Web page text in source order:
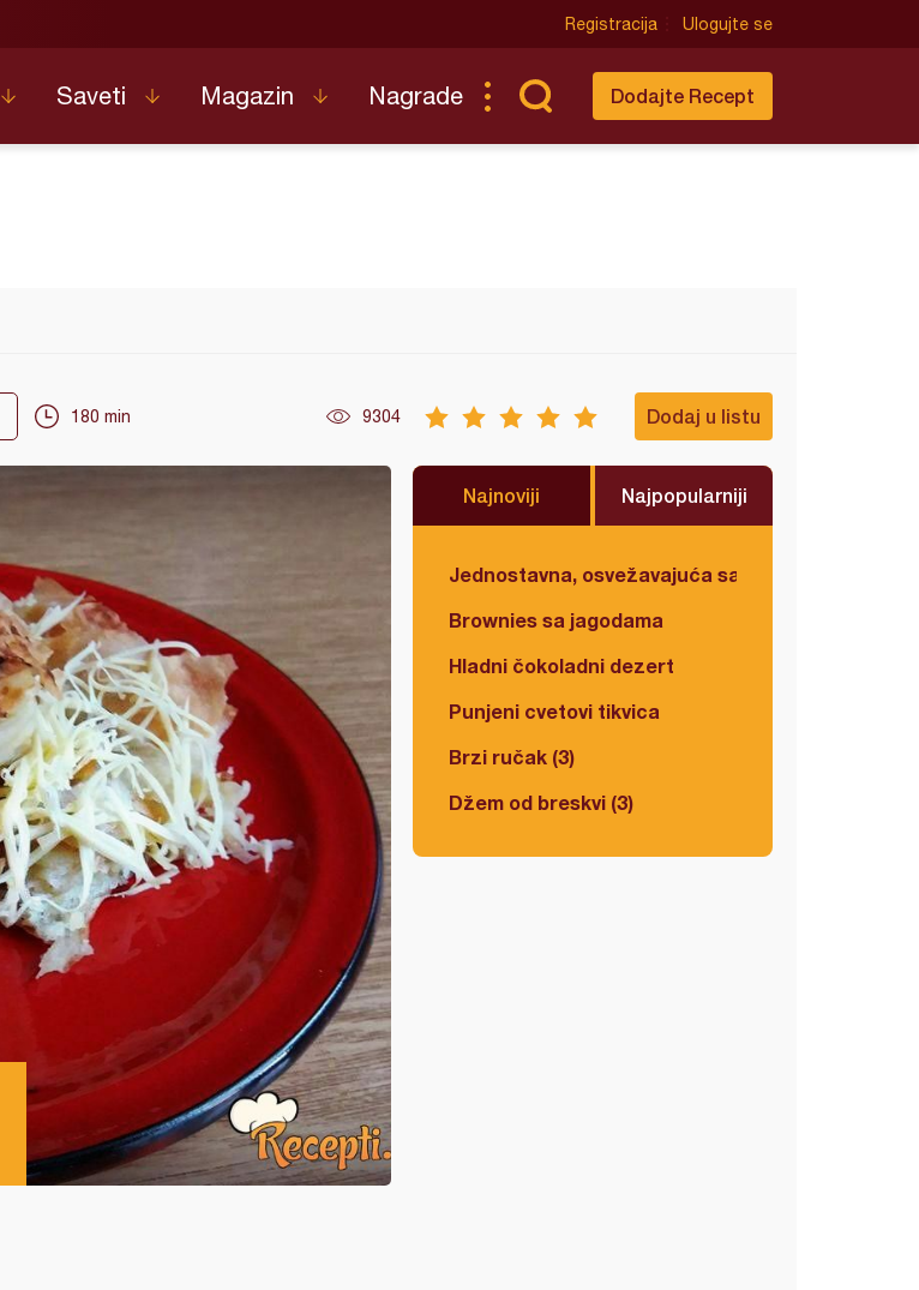
Registracija Ulogujte se
Saveti Magazin Nagrade Dodajte Recept
180 min 9304 Dodaj u listu
Najnoviji Najpopularniji
Jednostavna, osvežavajuća salata
Brownies sa jagodama
Hladni čokoladni dezert
Punjeni cvetovi tikvica
Brzi ručak (3)
Džem od breskvi (3)